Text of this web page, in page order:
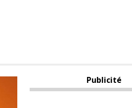
Publicité